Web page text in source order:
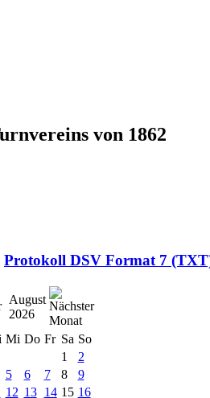
von 1862
Protokoll DSV Format 7
August
2026
Mi Do Fr Sa So
1
2
5 6 7 8
9
12 13 14 15 16